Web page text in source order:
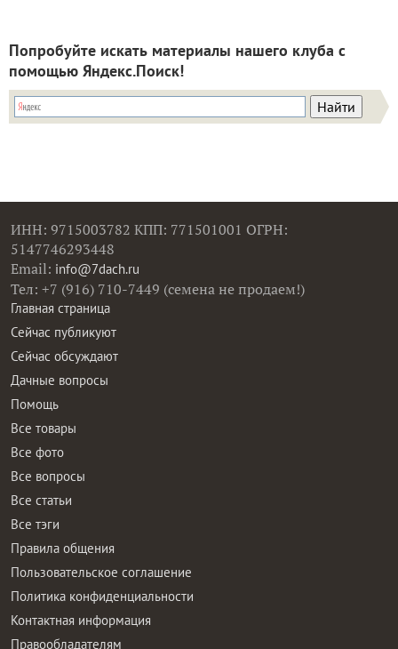
Попробуйте искать материалы нашего клуба с
помощью Яндекс.Поиск!
ИНН: 9715003782 КПП: 771501001 ОГРН:
5147746293448
Email: info@7dach.ru
Тел: +7 (916) 710-7449 (семена не продаем!)
Главная страница
Сейчас публикуют
Сейчас обсуждают
Дачные вопросы
Помощь
Все товары
Все фото
Все вопросы
Все статьи
Все тэги
Правила общения
Пользовательское соглашение
Политика конфиденциальности
Контактная информация
Правообладателям